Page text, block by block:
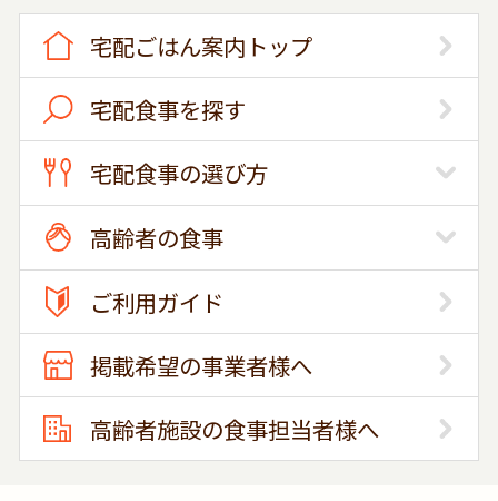
宅配ごはん案内トップ
宅配食事を探す
宅配食事の選び方
高齢者の食事
ご利用ガイド
掲載希望の事業者様へ
高齢者施設の食事担当者様へ